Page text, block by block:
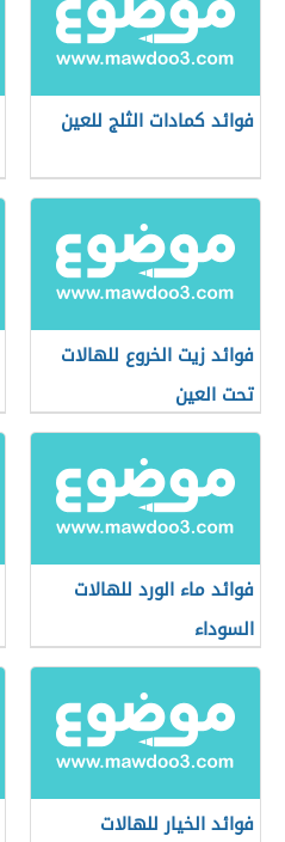
فوائد كمادات الثلج للعين
فوائد زيت الخروع للهالات
تحت العين
فوائد ماء الورد للهالات
السوداء
فوائد الخيار للهالات